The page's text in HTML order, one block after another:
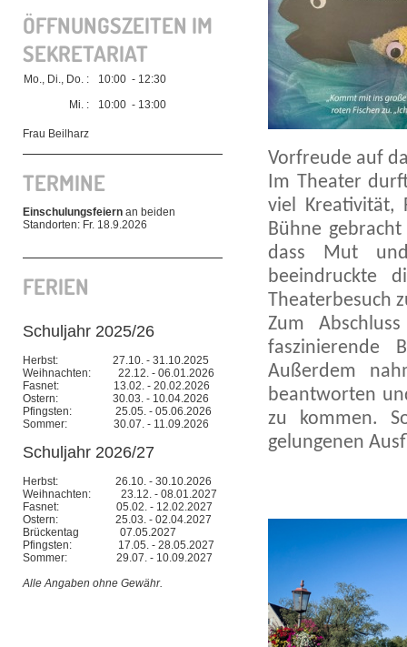
ÖFFNUNGSZEITEN IM
SEKRETARIAT
Mo., Di., Do. : 10:00 - 12:30
Mi. : 10:00 - 13:00
Frau Beilharz
TERMINE
Einschulungsfeiern an beiden
Standorten: Fr. 18.9.2026
FERIEN
Schuljahr 2025/26
Herbst: 27.10. - 31.10.2025
Weihnachten: 22.12. - 06.01.2026
Fasnet: 13.02. - 20.02.2026
Ostern: 30.03. - 10.04.2026
Pfingsten: 25.05. - 05.06.2026
Sommer: 30.07. - 11.09.2026
Schuljahr 2026/27
Herbst: 26.10. - 30.10.2026
Weihnachten: 23.12. - 08.01.2027
Fasnet: 05.02. - 12.02.2027
Ostern: 25.03. - 02.04.2027
Brückentag 07.05.2027
Pfingsten: 17.05. - 28.05.2027
Sommer: 29.07. - 10.09.2027
Alle Angaben ohne Gewähr.
Vorfreude auf
Im Theater
viel Kreativität,
Bühne
dass Mut
beeindruckte
Theaterbesuch
Zum
faszinierende
Außerdem
beantworten
zu kommen.
gelungenen